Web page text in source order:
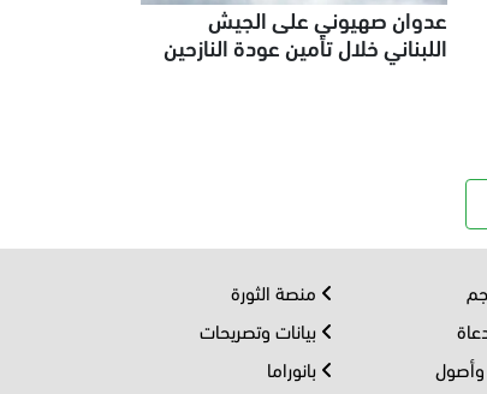
عدوان صهيوني على الجيش
اللبناني خلال تأمين عودة النازحين
منصة الثورة
بيانات وتصريحات
بانوراما